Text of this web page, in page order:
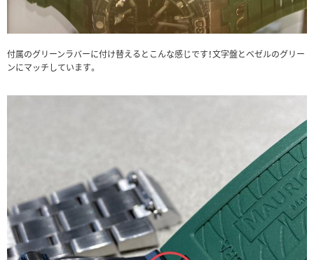
付属のグリーンラバーに付け替えるとこんな感じです！文字盤とベゼルのグリー
ンにマッチしています。